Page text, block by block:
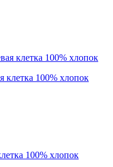
клетка 100% хлопок